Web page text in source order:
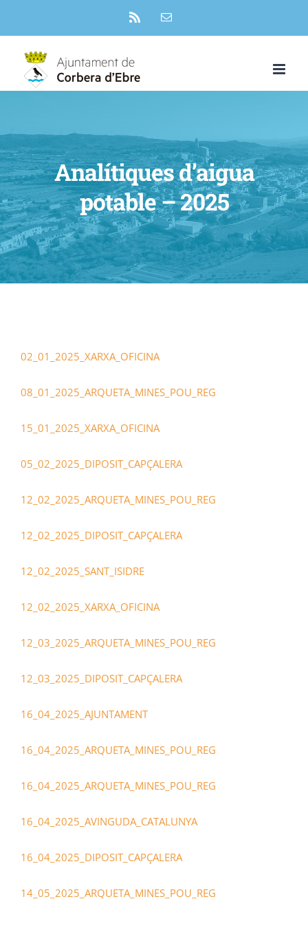
to
content
Email:
Analítiques d’aigua
potable – 2025
02_01_2025_XARXA_OFICINA
08_01_2025_ARQUETA_MINES_POU_REG
15_01_2025_XARXA_OFICINA
05_02_2025_DIPOSIT_CAPÇALERA
12_02_2025_ARQUETA_MINES_POU_REG
12_02_2025_DIPOSIT_CAPÇALERA
12_02_2025_SANT_ISIDRE
12_02_2025_XARXA_OFICINA
12_03_2025_ARQUETA_MINES_POU_REG
12_03_2025_DIPOSIT_CAPÇALERA
16_04_2025_AJUNTAMENT
16_04_2025_ARQUETA_MINES_POU_REG
16_04_2025_ARQUETA_MINES_POU_REG
16_04_2025_AVINGUDA_CATALUNYA
16_04_2025_DIPOSIT_CAPÇALERA
14_05_2025_ARQUETA_MINES_POU_REG